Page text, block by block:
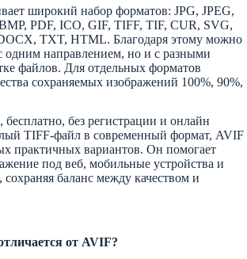
широкий набор форматов: JPG, JPEG,
PDF, ICO, GIF, TIFF, TIF, CUR, SVG,
TXT, HTML. Благодаря этому можно
одним направлением, но и с разными
файлов. Для отдельных форматов
сохраняемых изображений 100%, 90%,
без регистрации и онлайн
TIFF-файл в современный формат, AVIF
практичных вариантов. Он помогает
под веб, мобильные устройства и
баланс между качеством и
от AVIF?